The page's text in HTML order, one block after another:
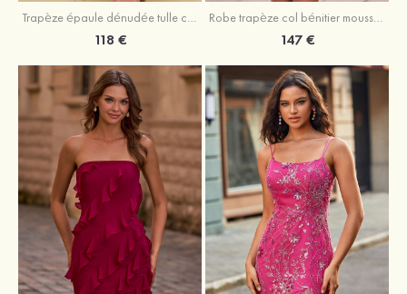
118 € 147 €